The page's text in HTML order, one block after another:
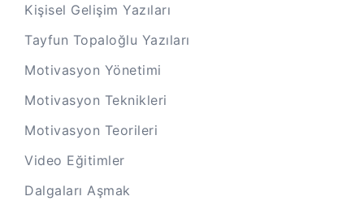
Kişisel Gelişim Yazıları
Tayfun Topaloğlu Yazıları
Motivasyon Yönetimi
Motivasyon Teknikleri
Motivasyon Teorileri
Video Eğitimler
Dalgaları Aşmak